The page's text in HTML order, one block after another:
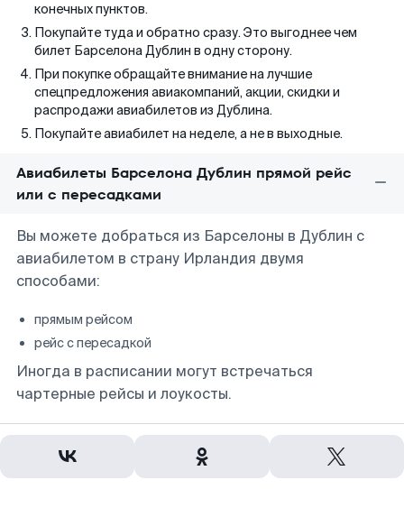
конечных пунктов.
Покупайте туда и обратно сразу. Это выгоднее чем
билет Барселона Дублин в одну сторону.
При покупке обращайте внимание на лучшие
спецпредложения авиакомпаний, акции, скидки и
распродажи авиабилетов из Дублина.
Покупайте авиабилет на неделе, а не в выходные.
Авиабилеты Барселона Дублин прямой рейс
или с пересадками
Вы можете добраться из Барселоны в Дублин с
авиабилетом в страну Ирландия двумя
способами:
прямым рейсом
рейс с пересадкой
Иногда в расписании могут встречаться
чартерные рейсы и лоукосты.